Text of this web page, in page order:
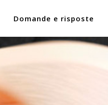
Domande e risposte